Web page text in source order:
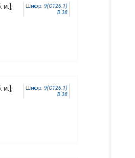
Шифр: 9(С126.1)
В 38
и.],
Шифр: 9(С126.1)
В 38
и.],